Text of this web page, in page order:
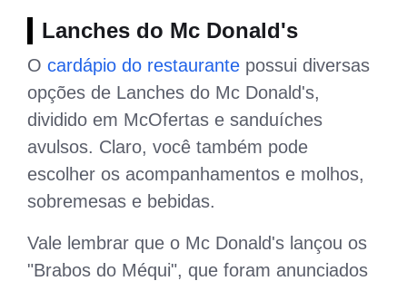
Lanches do Mc Donald's
O cardápio do restaurante possui diversas
opções de Lanches do Mc Donald's,
dividido em McOfertas e sanduíches
avulsos. Claro, você também pode
escolher os acompanhamentos e molhos,
sobremesas e bebidas.
Vale lembrar que o Mc Donald's lançou os
"Brabos do Méqui", que foram anunciados